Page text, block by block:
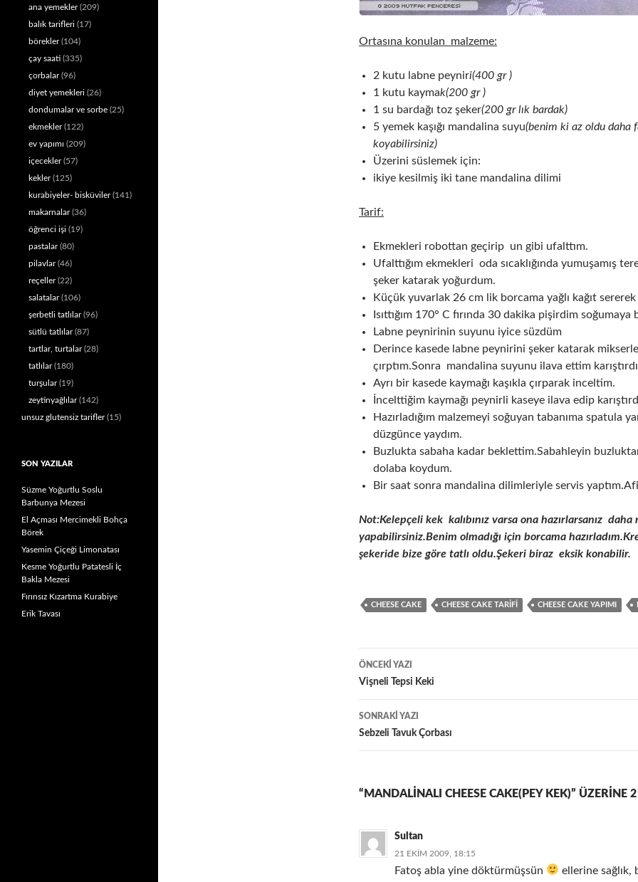
Ortasına konulan malzeme:
2 kutu labne peyniri(400 gr )
1 kutu kaymak(200 gr )
1 su bardağı toz şeker(200 gr lık bardak)
5 yemek kaşığı mandalina suyu(benim ki az oldu daha
koyabilirsiniz)
Üzerini süslemek için:
ikiye kesilmiş iki tane mandalina dilimi
Tarif:
Ekmekleri robottan geçirip un gibi ufalttım.
Ufalttığım ekmekleri oda sıcaklığında yumuşamış
şeker katarak yoğurdum.
Küçük yuvarlak 26 cm lik borcama yağlı kağıt
Isıttığım 170° C fırında 30 dakika pişirdim soğumaya
Labne peynirinin suyunu iyice süzdüm
Derince kasede labne peynirini şeker katarak mikserle
çırptım.Sonra mandalina suyunu ilava ettim
Ayrı bir kasede kaymağı kaşıkla çırparak inceltim.
İncelttiğim kaymağı peynirli kaseye ilava edip
Hazırladığım malzemeyi soğuyan tabanıma spatula
düzgünce yaydım.
Buzlukta sabaha kadar beklettim.Sabahleyin
dolaba koydum.
Bir saat sonra mandalina dilimleriyle servis
Not:Kelepçeli kek kalıbınız varsa ona hazırlarsanız daha
yapabilirsiniz.Benim olmadığı için borcama
şekeride bize göre tatlı oldu.Şekeri biraz eksik konabilir.
CHEESE CAKE CHEESE CAKE TARIFI CHEESE CAKE YAPIMI
Yazı
dolaşımı
ÖNCEKI YAZI
Vişneli Tepsi Keki
SONRAKI YAZI
Sebzeli Tavuk Çorbası
“MANDALINALI CHEESE CAKE(PEY KEK)” ÜZERINE
Sultan
21 EKIM 2009, 18:15
Fatoş abla yine döktürmüşsün
ellerine sağlık,
ana yemekler(209)
balık tarifleri (17)
börekler(104)
çay saati (335)
çorbalar(96)
diyet yemekleri (26)
dondumalar ve sorbe (25)
ekmekler(122)
ev yapımı (209)
içecekler(57)
kekler(125)
kurabiyeler- bisküviler(141)
makarnalar(36)
öğrenci işi (19)
pastalar(80)
pilavlar(46)
reçeller(22)
salatalar(106)
şerbetli tatlılar(96)
sütlü tatlılar(87)
tartlar, turtalar(28)
tatlılar(180)
turşular(19)
zeytinyağlılar(142)
unsuz glutensiz tarifler(15)
SON YAZILAR
Süzme Yoğurtlu Soslu
Barbunya Mezesi
El Açması Mercimekli Bohça
Börek
Yasemin Çiçeği Limonatası
Kesme Yoğurtlu Patatesli İç
Bakla Mezesi
Fırınsız Kızartma Kurabiye
Erik Tavası